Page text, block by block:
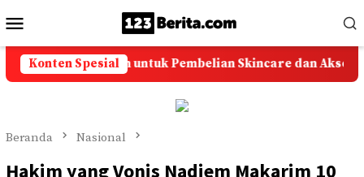
ke
kontenMobile
Konten Spesial
Ongkir Murah untuk Pembelian Skincare dan Aksesoris
Beranda Nasional
Hakim yang Vonis Nadiem Makarim 10